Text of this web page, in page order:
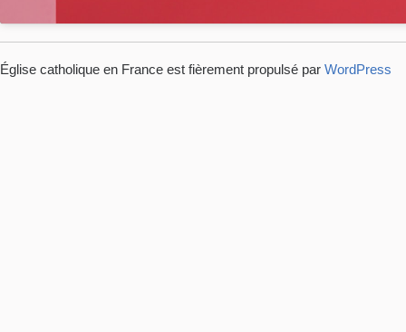
Église catholique en France est fièrement propulsé par WordPress